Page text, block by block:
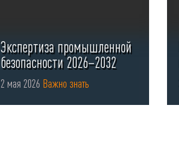
Экспертиза промышленной
безопасности 2026–2032
2 мая 2026 Важно знать